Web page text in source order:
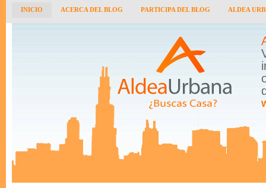
INICIO ACERCA DEL BLOG PARTICIPA DEL BLOG ALDEA